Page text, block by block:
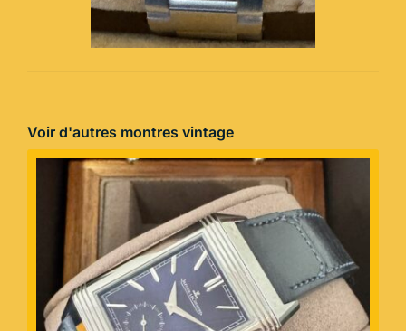
Voir d'autres montres vintage